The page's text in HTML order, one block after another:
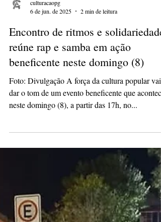
6 de jun. de 2025
2 min de leitura
Encontro de ritmos e solidariedade
beneficente neste domingo (8)
Foto: Divulgação A força da cultura popular vai
dar o tom de um evento beneficente que acontece
neste domingo (8), a partir das 17h, no...